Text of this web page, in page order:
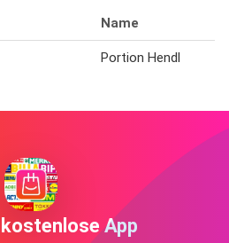
Name
Portion Hendl
App